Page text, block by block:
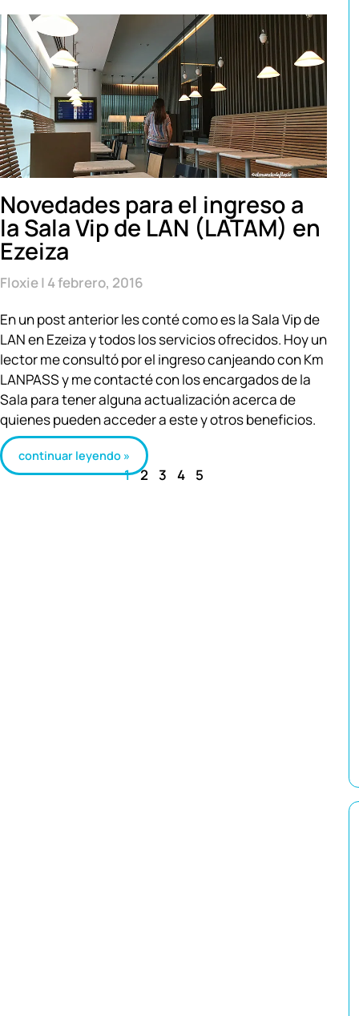
Novedades para el ingreso a
la Sala Vip de LAN (LATAM) en
Ezeiza
Floxie 4 febrero, 2016
En un post anterior les conté como es la Sala Vip de
LAN en Ezeiza y todos los servicios ofrecidos. Hoy un
lector me consultó por el ingreso canjeando con Km
LANPASS y me contacté con los encargados de la
Sala para tener alguna actualización acerca de
quienes pueden acceder a este y otros beneficios.
continuar leyendo »
1 2 3 4 5